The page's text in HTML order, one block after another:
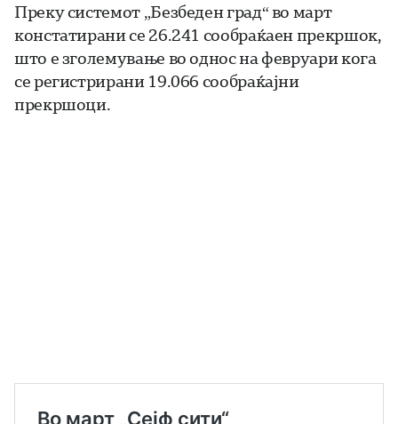
Преку системот „Безбеден град“ во март
констатирани се 26.241 сообраќаен прекршок,
што е зголемување во однос на февруари кога
се регистрирани 19.066 сообраќајни
прекршоци.